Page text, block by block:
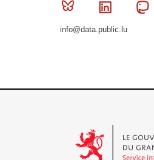
Bluesky Linkedin
info@data.public.lu